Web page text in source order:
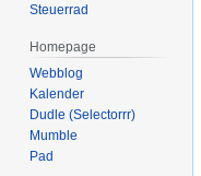
Steuerrad
Homepage
Webblog
Kalender
Dudle (Selectorrr)
Mumble
Pad